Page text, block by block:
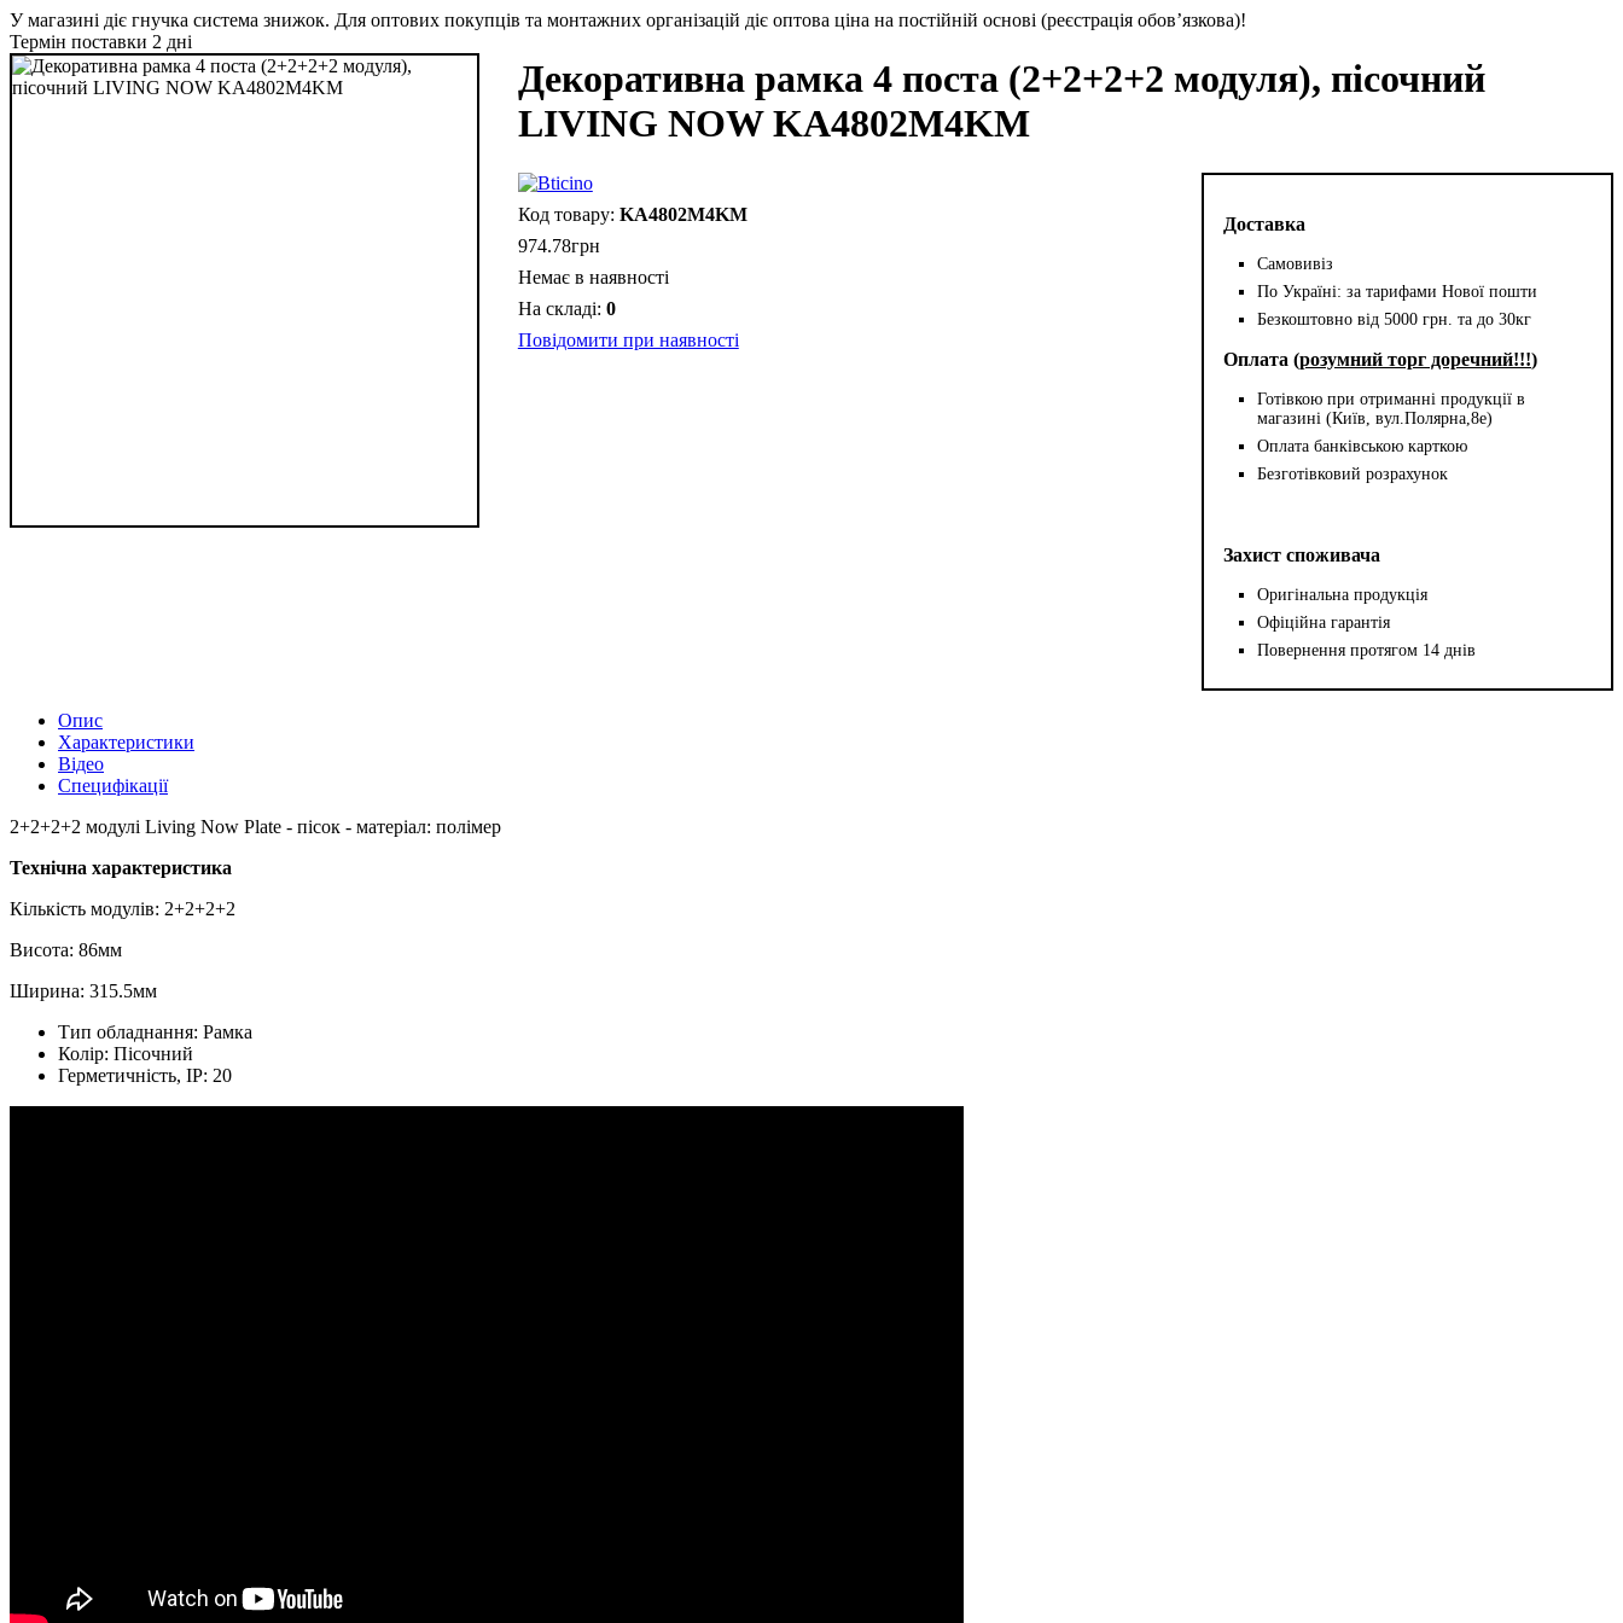
У магазині діє гнучка система знижок. Для оптових покупців та монтажних організацій діє оптова ціна на постійній основі (реєстрація обов’язкова)!
Термін поставки 2 дні
Декоративна рамка 4 поста (2+2+2+2 модуля), пісочний
LIVING NOW KA4802M4KM
Доставка
Самовивіз
По Україні: за тарифами Нової пошти
Безкоштовно від 5000 грн. та до 30кг
Оплата (розумний торг доречний!!!)
Готівкою при отриманні продукції в
магазині (Київ, вул.Полярна,8е)
Оплата банківською карткою
Безготівковий розрахунок
Захист споживача
Оригінальна продукція
Офіційна гарантія
Повернення протягом 14 днів
KA4802M4KM
974.78грн
Немає в наявності
0
Повідомити при наявності
Опис
Характеристики
Відео
Специфікації
2+2+2+2 модулі Living Now Plate - пісок - матеріал: полімер
Технічна характеристика
Кількість модулів: 2+2+2+2
Висота: 86мм
Ширина: 315.5мм
Тип обладнання: Рамка
Колір: Пісочний
Герметичність, IP: 20